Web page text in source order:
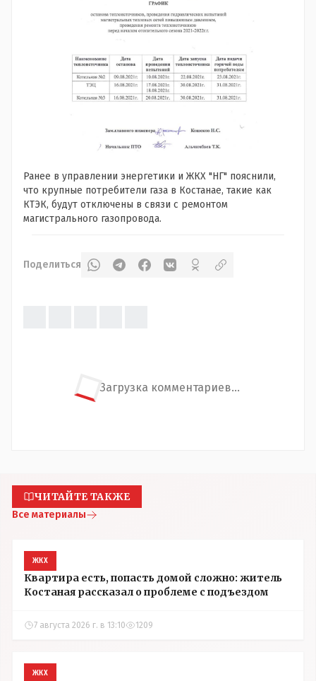
Ранее в управлении энергетики и ЖКХ "НГ" пояснили,
что крупные потребители газа в Костанае, такие как
КТЭК, будут отключены в связи с ремонтом
магистрального газопровода.
Поделиться
Загрузка комментариев...
ЧИТАЙТЕ ТАКЖЕ
Все материалы
ЖКХ
Квартира есть, попасть домой сложно: житель
Костаная рассказал о проблеме с подъездом
7 августа 2026 г. в 13:10 1209
ЖКХ